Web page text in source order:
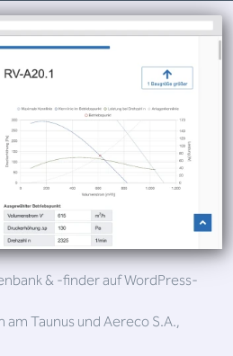
& -finder auf WordPress-
Taunus und Aereco S.A.,